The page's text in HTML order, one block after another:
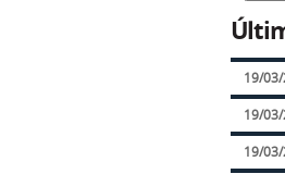
19/
19/
19/